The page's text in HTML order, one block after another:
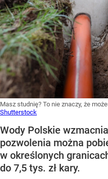
Masz studnię? To nie znaczy, że
Shutterstock
Wody Polskie
pozwolenia można
w określonych
do 7,5 tys. zł kary.